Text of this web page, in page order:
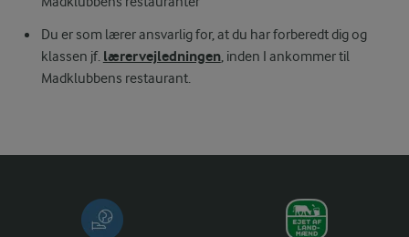
Du er som lærer ansvarlig for, at du har forberedt dig og
klassen jf. lærervejledningen, inden I ankommer til
Madklubbens restaurant.